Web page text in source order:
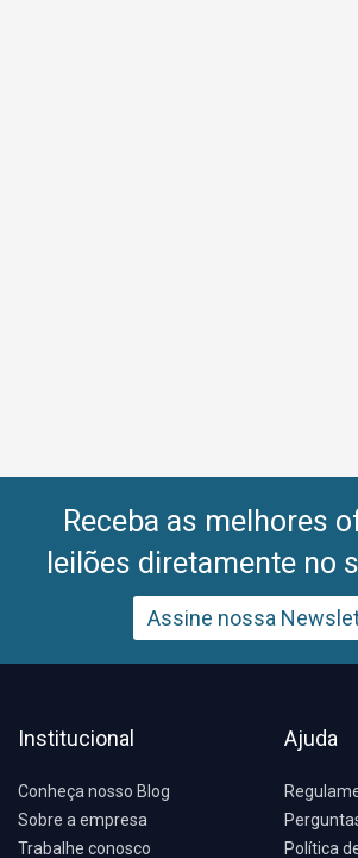
Receba as melhores
leilões diretamente no
Assine nossa
Institucional
Conheça nosso Blog
Sobre a empresa
Trabalhe conosco
Ajuda
Política